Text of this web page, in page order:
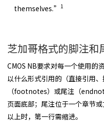
themselves.” 1
芝加哥格式的脚注和
CMOS NB要求对每一个使用的
以什么形式引用的（直接引用
（footnotes）或尾注（
页面底部；尾注位于一个章节
以上时，第一行需缩进。